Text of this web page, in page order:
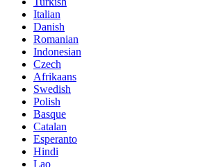
Italian
Danish
Romanian
Indonesian
Czech
Afrikaans
Swedish
Polish
Basque
Catalan
Esperanto
Hindi
Lao